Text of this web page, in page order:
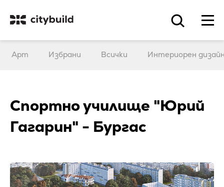
Арт Избрани Всички Интериорен
Спортно училище "Юрий
Гагарин" - Бургас